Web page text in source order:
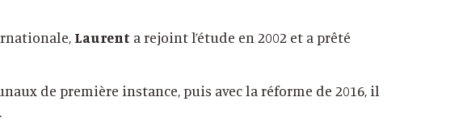
Laurent a rejoint l’étude en 2002 et a prêté
de première instance, puis avec la réforme de 2016, il